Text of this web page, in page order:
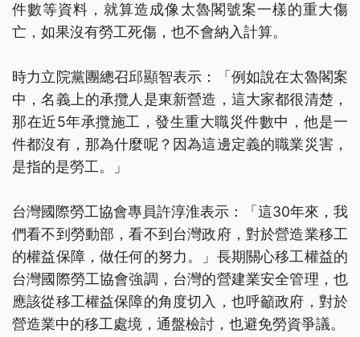
件數等資料，就算造成像太魯閣號案一樣的重大傷
亡，如果沒有勞工死傷，也不會納入計算。
時力立院黨團總召邱顯智表示：「例如說在太魯閣案
中，名義上的承攬人是東新營造，這大家都很清楚，
那在近5年承攬施工，發生重大職災件數中，他是一
件都沒有，那為什麼呢？因為這邊定義的職業災害，
是指的是勞工。」
台灣國際勞工協會專員許淳淮表示：「這30年來，我
們看不到勞動部，看不到台灣政府，對於營造業移工
的權益保障，做任何的努力。」長期關心移工權益的
台灣國際勞工協會強調，台灣的營建業安全管理，也
應該從移工權益保障的角度切入，也呼籲政府，對於
營造業中的移工處境，通盤檢討，也避免勞資爭議。